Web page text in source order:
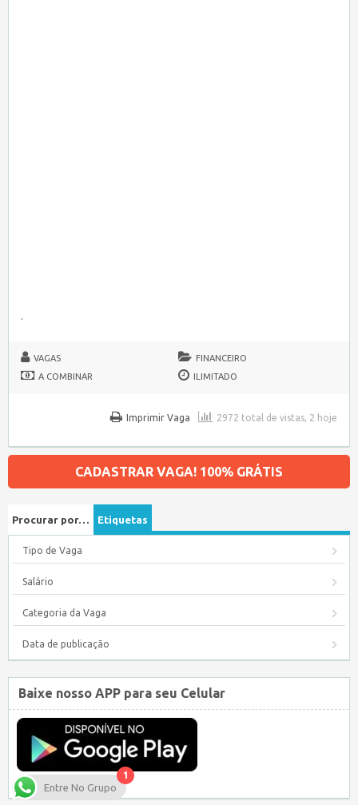
.
VAGAS
FINANCEIRO
A COMBINAR
ILIMITADO
2972 total de vistas, 2 hoje
Imprimir Vaga
CADASTRAR VAGA! 100% GRÁTIS
Procurar por… Etiquetas
Tipo de Vaga
Salário
Categoria da Vaga
Data de publicação
Baixe nosso APP para seu Celular
1
Entre No Grupo